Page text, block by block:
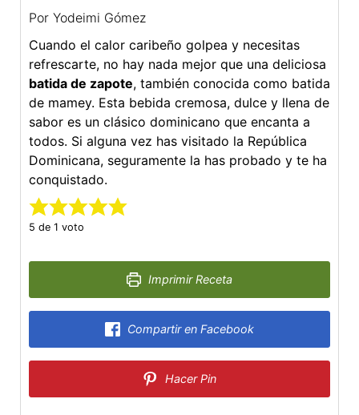
Por Yodeimi Gómez
Cuando el calor caribeño golpea y necesitas
refrescarte, no hay nada mejor que una deliciosa
batida de zapote, también conocida como batida
de mamey. Esta bebida cremosa, dulce y llena de
sabor es un clásico dominicano que encanta a
todos. Si alguna vez has visitado la República
Dominicana, seguramente la has probado y te ha
conquistado.
5 de 1 voto
Imprimir Receta
Compartir en Facebook
Hacer Pin